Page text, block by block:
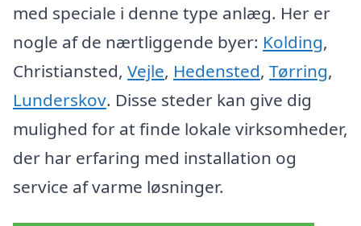
med speciale i denne type anlæg. Her er
nogle af de nærtliggende byer: Kolding,
Christiansted, Vejle, Hedensted, Tørring,
Lunderskov. Disse steder kan give dig
mulighed for at finde lokale virksomheder,
der har erfaring med installation og
service af varme løsninger.